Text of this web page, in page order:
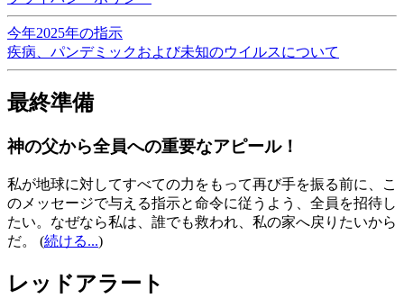
今年2025年の指示
疾病、パンデミックおよび未知のウイルスについて
最終準備
神の父から全員への重要なアピール！
私が地球に対してすべての力をもって再び手を振る前に、こ
のメッセージで与える指示と命令に従うよう、全員を招待し
たい。なぜなら私は、誰でも救われ、私の家へ戻りたいから
だ。
(続ける...)
レッドアラート